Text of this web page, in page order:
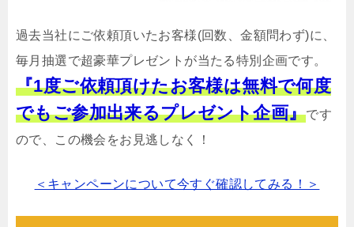
過去当社にご依頼頂いたお客様(回数、金額問わず)に、
毎月抽選で超豪華プレゼントが当たる特別企画です。
『1度ご依頼頂けたお客様は無料で何度
でもご参加出来るプレゼント企画』です
ので、この機会をお見逃しなく！
＜キャンペーンについて今すぐ確認してみる！＞